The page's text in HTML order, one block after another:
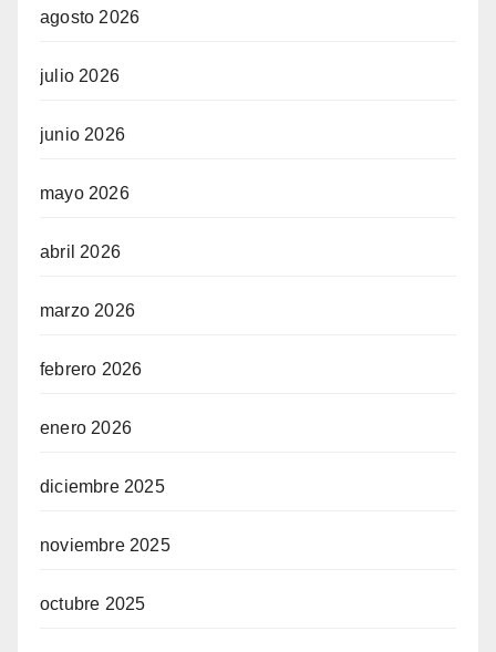
agosto 2026
julio 2026
junio 2026
mayo 2026
abril 2026
marzo 2026
febrero 2026
enero 2026
diciembre 2025
noviembre 2025
octubre 2025